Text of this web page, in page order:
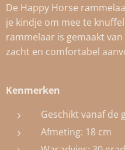
De Happy Horse
je kindje om mee te
rammelaar is gemaakt
zacht en comfortabel
Kenmerken
Geschikt vanaf de
Afmeting: 18 cm